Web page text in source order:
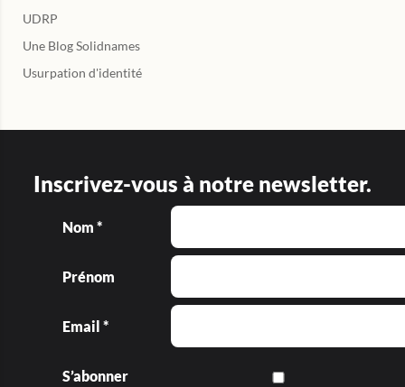
UDRP
Une Blog Solidnames
Usurpation d'identité
Inscrivez-vous à notre newsletter.
Nom *
Prénom
Email *
S’abonner